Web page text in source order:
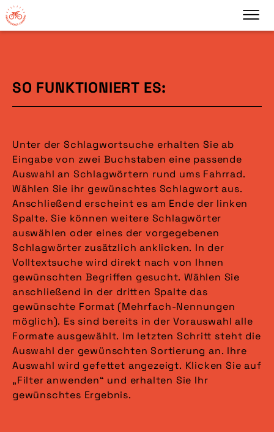
SO FUNKTIONIERT ES:
Unter der Schlagwortsuche erhalten Sie ab
Eingabe von zwei Buchstaben eine passende
Auswahl an Schlagwörtern rund ums Fahrrad.
Wählen Sie ihr gewünschtes Schlagwort aus.
Anschließend erscheint es am Ende der linken
Spalte. Sie können weitere Schlagwörter
auswählen oder eines der vorgegebenen
Schlagwörter zusätzlich anklicken. In der
Volltextsuche wird direkt nach von Ihnen
gewünschten Begriffen gesucht. Wählen Sie
anschließend in der dritten Spalte das
gewünschte Format (Mehrfach-Nennungen
möglich). Es sind bereits in der Vorauswahl alle
Formate ausgewählt. Im letzten Schritt steht die
Auswahl der gewünschten Sortierung an. Ihre
Auswahl wird gefettet angezeigt. Klicken Sie auf
„Filter anwenden“ und erhalten Sie Ihr
gewünschtes Ergebnis.